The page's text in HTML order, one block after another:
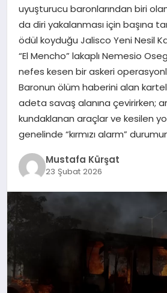
SPOR
DIĞER
uyuşturucu baronlarından biri
da diri yakalanması için başına
ödül koyduğu Jalisco Yeni Nesil
“El Mencho” lakaplı Nemesio
nefes kesen bir askeri
Baronun ölüm haberini alan
adeta savaş alanına çevirirken;
kundaklanan araçlar ve kesilen
genelinde “kırmızı alarm”
Mustafa Kürşat
23 Şubat 2026